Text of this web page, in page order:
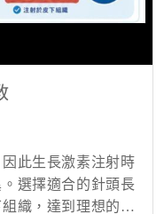
此生長激素注射時
選擇適合的針頭長
織，達到理想的吸